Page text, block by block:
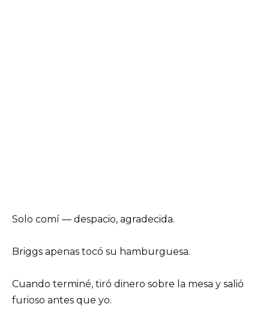
Solo comí — despacio, agradecida.
Briggs apenas tocó su hamburguesa.
Cuando terminé, tiró dinero sobre la mesa y salió
furioso antes que yo.